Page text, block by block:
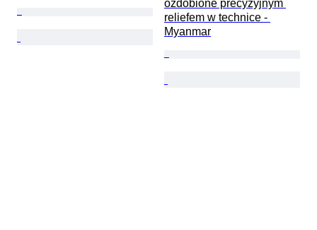
ozdobione precyzyjnym
reliefem w technice -
Myanmar